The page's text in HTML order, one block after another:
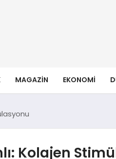
MAGAZIN EKONOMI
Kolajen